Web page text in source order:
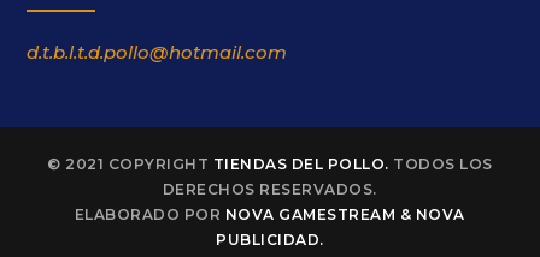
d.t.b.l.t.d.pollo@hotmail.com
© 2021 COPYRIGHT TIENDAS DEL POLLO. TODOS LOS
DERECHOS RESERVADOS.
ELABORADO POR NOVA GAMESTREAM & NOVA
PUBLICIDAD.